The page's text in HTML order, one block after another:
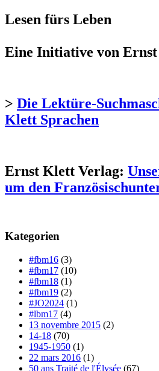
Lesen fürs Leben
Eine Initiative von
> Die Lektüre-
Klett Sprachen
Ernst Klett Verlag:
um den
Kategorien
#fbm16 (3)
#fbm17 (10)
#fbm18 (1)
#fbm19 (2)
#JO2024 (1)
#lbm17 (4)
13 novembre 2015 (2)
14-18 (70)
1945-1950 (1)
22 mars 2016 (1)
50 ans Traité de l'Élysée (67)